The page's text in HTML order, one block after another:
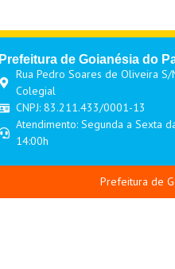
Prefeitura de Goianésia do
Rua Pedro Soares de Oliveira S/
Colegial
CNPJ: 83.211.433/0001-13
Atendimento: Segunda a Sexta
14:00h
Prefeitura de